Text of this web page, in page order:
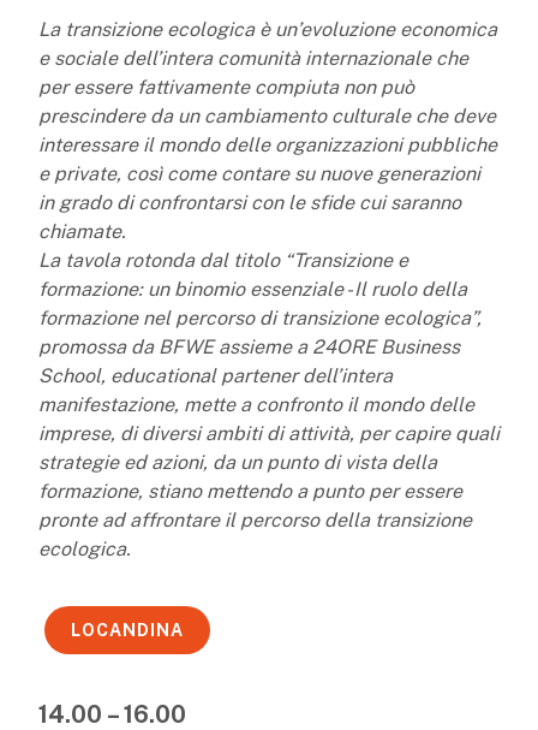
La transizione ecologica è un’evoluzione economica
e sociale dell’intera comunità internazionale che
per essere fattivamente compiuta non può
prescindere da un cambiamento culturale che deve
interessare il mondo delle organizzazioni pubbliche
e private, così come contare su nuove generazioni
in grado di confrontarsi con le sfide cui saranno
chiamate.
La tavola rotonda dal titolo “Transizione e
formazione: un binomio essenziale - Il ruolo della
formazione nel percorso di transizione ecologica”,
promossa da BFWE assieme a 24ORE Business
School, educational partener dell’intera
manifestazione, mette a confronto il mondo delle
imprese, di diversi ambiti di attività, per capire quali
strategie ed azioni, da un punto di vista della
formazione, stiano mettendo a punto per essere
pronte ad affrontare il percorso della transizione
ecologica.
LOCANDINA
14.00 – 16.00